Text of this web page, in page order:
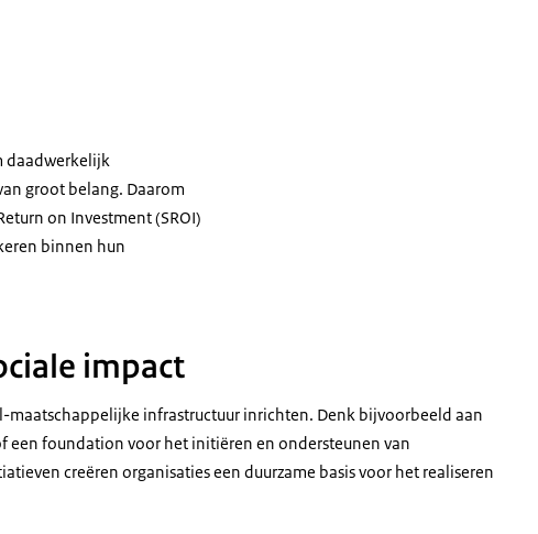
daadwerkelijk
groot belang. Daarom
on Investment (SROI)
binnen hun
impact
maatschappelijke infrastructuur inrichten. Denk bijvoorbeeld aan
een foundation voor het initiëren en ondersteunen van
creëren organisaties een duurzame basis voor het realiseren